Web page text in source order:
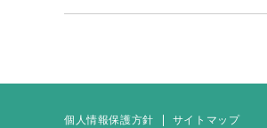
個人情報保護方針 サイトマップ